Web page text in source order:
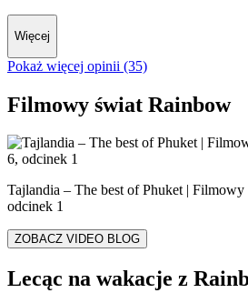
Więcej
Pokaż więcej opinii (35)
Filmowy świat Rainbow
Tajlandia – The best of Phuket |
odcinek 1
ZOBACZ VIDEO BLOG
Lecąc na wakacje z